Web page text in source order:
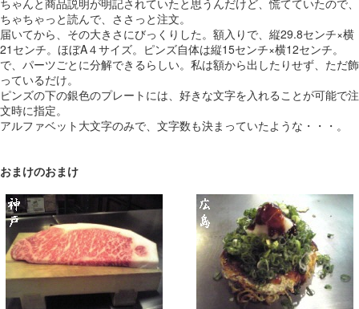
ちゃちゃっと読んで、ささっと注文。
届いてから、その大きさにびっくりした。額入りで、縦29.8センチ×横
21センチ。ほぼA４サイズ。ピンズ自体は縦15センチ×横12センチ。
で、パーツごとに分解できるらしい。私は額から出したりせず、ただ飾
っているだけ。
ピンズの下の銀色のプレートには、好きな文字を入れることが可能で注
文時に指定。
アルファベット大文字のみで、文字数も決まっていたような・・・。
おまけのおまけ